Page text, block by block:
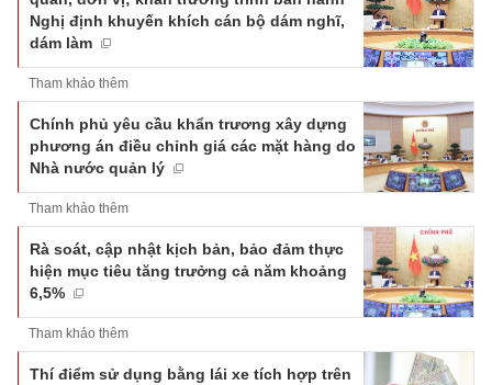
Nghị định khuyến khích cán bộ dám nghĩ,
dám làm
Tham khảo thêm
Chính phủ yêu cầu khẩn trương xây dựng
phương án điều chỉnh giá các mặt hàng do
Nhà nước quản lý
Tham khảo thêm
Rà soát, cập nhật kịch bản, bảo đảm thực
hiện mục tiêu tăng trưởng cả năm khoảng
6,5%
Tham khảo thêm
Thí điểm sử dụng bằng lái xe tích hợp trên